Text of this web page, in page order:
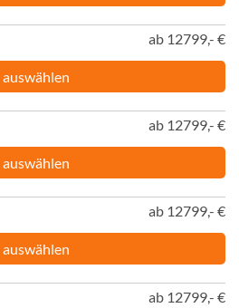
ab 12799,- €
auswählen
ab 12799,- €
auswählen
ab 12799,- €
auswählen
ab 12799,- €